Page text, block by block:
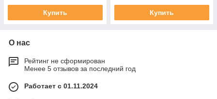
Купить Купить
О нас
Рейтинг не сформирован
Менее 5 отзывов за последний год
Работает с 01.11.2024